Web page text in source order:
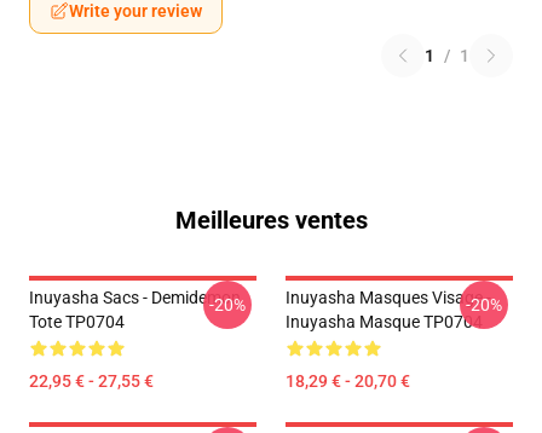
Write your review
1 / 1
Meilleures ventes
Inuyasha Sacs - Demidemon
Tote TP0704
22,95 € - 27,55 €
-20%
Inuyasha Masques Visage -
Inuyasha Masque TP0704
18,29 € - 20,70 €
-20%